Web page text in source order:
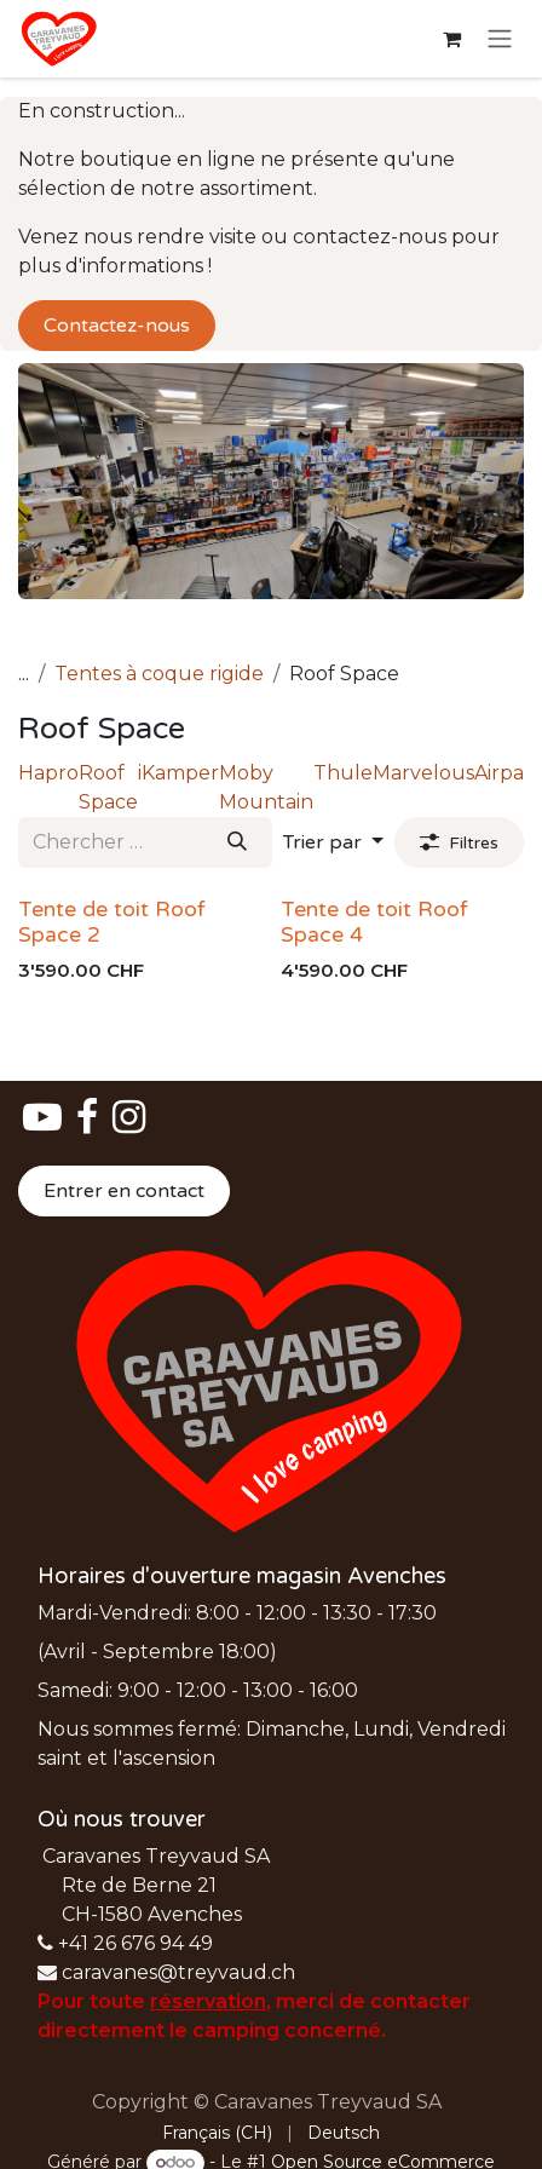
Se rendre au contenu
En construction...
Notre boutique en ligne ne présente qu'une
sélection de notre assortiment.
Venez nous rendre visite ou contactez-nous pour
plus d'informations !
Contactez-nous
... Tentes à coque rigide Roof Space
Roof Space
Hapro Roof
Space
iKamperMoby
Mountain
Thule MarvelousAirpass
Trier par Filtres
Tente de toit Roof
Space 2
3'590.00 CHF
Tente de toit Roof
Space 4
4'590.00 CHF
Entrer en contact
Horaires d'ouverture magasin Avenches
Mardi-Vendredi: 8:00 - 12:00 - 13:30 - 17:30
(Avril - Septembre 18:00)
Samedi: 9:00 - 12:00 - 13:00 - 16:00
Nous sommes fermé: Dimanche, Lundi, Vendredi
saint et l'ascension
Où nous trouver
Caravanes Treyvaud SA
Rte de Berne 21
CH-1580 Avenches
+41 26 676 94 49
caravanes@treyvaud.ch
Pour toute réservation, merci de contacter
directement le camping concerné.
Copyright © Caravanes Treyvaud SA
Français (CH) |
Deutsch
Généré par
- Le #1 Open Source eCommerce